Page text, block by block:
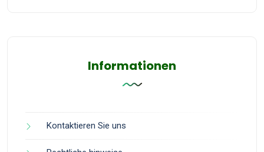
Informationen
Kontaktieren Sie uns